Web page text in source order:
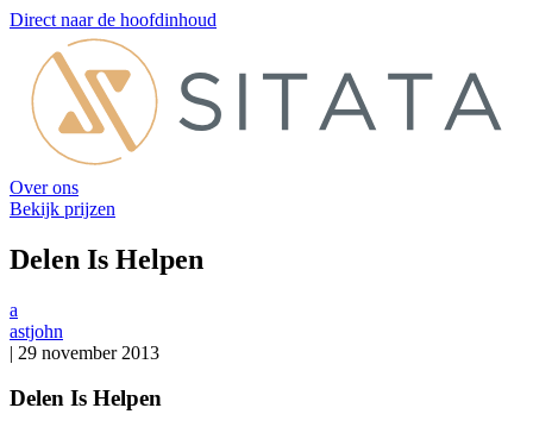
Direct naar de hoofdinhoud
Over ons
Bekijk prijzen
Delen Is Helpen
a
astjohn
| 29 november 2013
Delen Is Helpen